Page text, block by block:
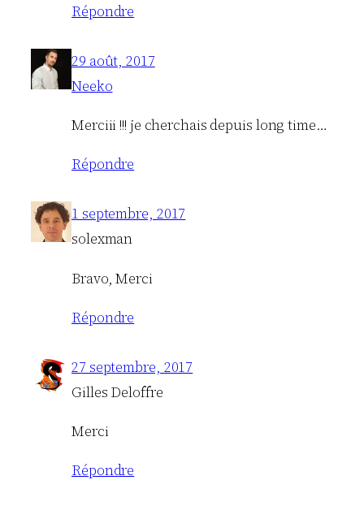
Répondre
29 août, 2017
Neeko
Merciii !!! je cherchais depuis long time…
Répondre
1 septembre, 2017
solexman
Bravo, Merci
Répondre
27 septembre, 2017
Gilles Deloffre
Merci
Répondre